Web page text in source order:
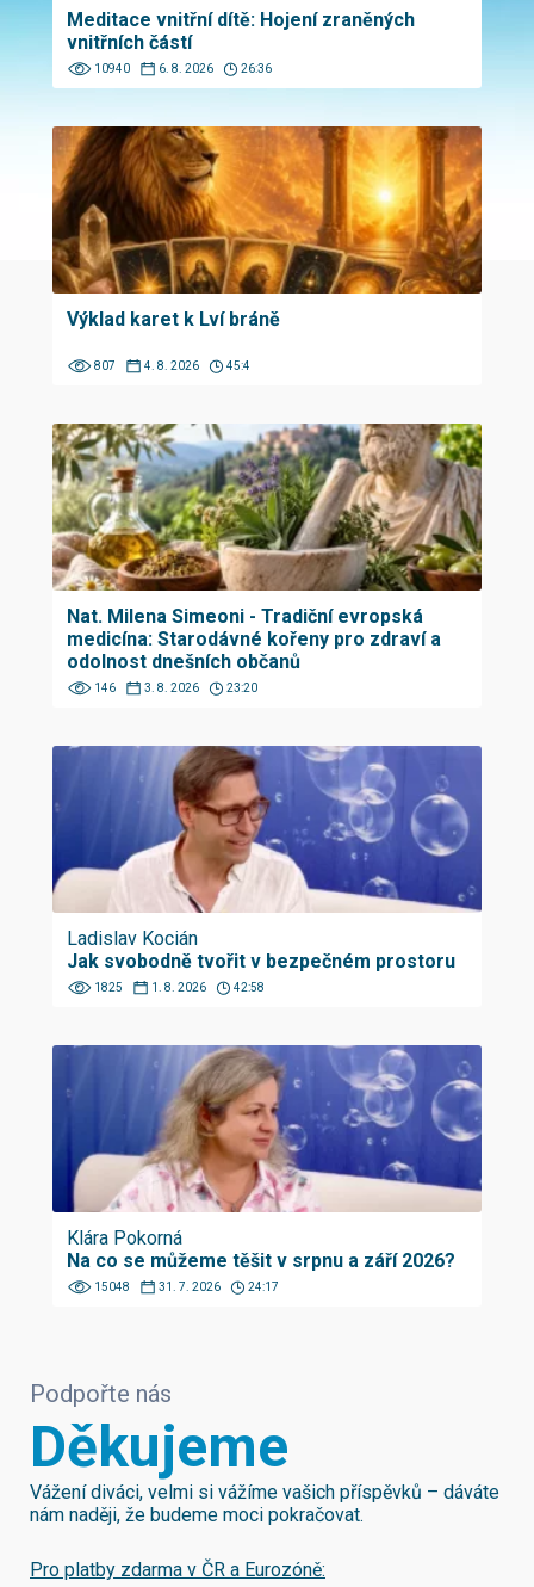
Meditace vnitřní dítě: Hojení zraněných
vnitřních částí
10940 6. 8. 2026 26:36
Výklad karet k Lví bráně
807 4. 8. 2026 45:4
Nat. Milena Simeoni - Tradiční evropská
medicína: Starodávné kořeny pro zdraví a
odolnost dnešních občanů
146 3. 8. 2026 23:20
Ladislav Kocián
Jak svobodně tvořit v bezpečném prostoru
1825 1. 8. 2026 42:58
Klára Pokorná
Na co se můžeme těšit v srpnu a září 2026?
15048 31. 7. 2026 24:17
Podpořte nás
Děkujeme
Vážení diváci, velmi si vážíme vašich příspěvků – dáváte
nám naději, že budeme moci pokračovat.
Pro platby zdarma v ČR a Eurozóně: